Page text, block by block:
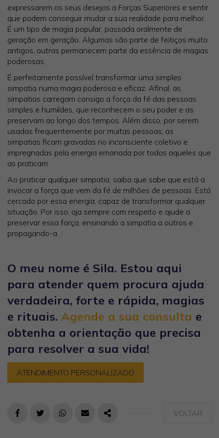
expressarem os seus desejos a Forças Superiores e sentir
que podem conseguir mudar a sua realidade para melhor.
É um tipo de magia popular, passada oralmente de
geração em geração. Algumas são parte de feitiços muito
antigos, outras permanecem parte da essência de magias
poderosas.
É perfeitamente possível transformar uma simples
simpatia numa magia poderosa e eficaz. Afinal, as
simpatias carregam consigo a força da fé das pessoas
simples e humildes, que reconhecem o seu poder e as
preservam ao longo dos tempos. Além disso, por serem
usadas frequentemente por muitas pessoas, as
simpatias ficam gravadas no inconsciente coletivo e
impregnadas pela energia emanada por todos aqueles que
as praticam.
Ao praticar qualquer simpatia, saiba que sabe que está a
invocar a força que vem da fé de milhões de pessoas. Está
cercado por essa energia, capaz de transformar qualquer
situação. Por isso, aja sempre com respeito e ajude a
preservar essa força, ensinando a simpatia a outros e
propagando-a.
O meu nome é Sila. Estou aqui
para atender quem procura ajuda
verdadeira, forte e rápida, magias
e rituais. Agende a sua consulta e
obtenha a orientação que precisa
para resolver a sua vida!
ATENDIMENTO PERSONALIZADO
FACEBOOKTWITTERWHATSAPP
E-MAILPARTILHAR VOLTAR